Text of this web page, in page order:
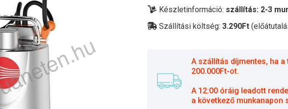
Készletinformáció: szállítás: 2-3
Szállítási költség: 3.290Ft
A szállítás díjmentes, ha
200.000Ft-ot.
A 12:00 óráig leadott
a következő munkanapon